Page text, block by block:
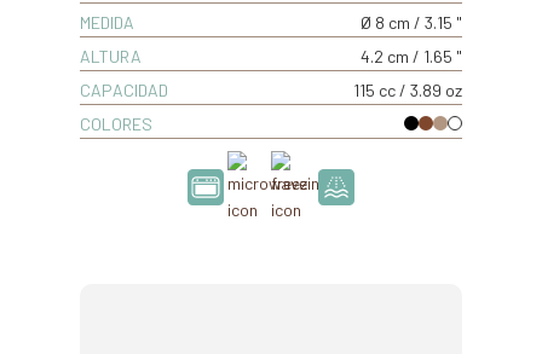
MEDIDA
Ø 8 cm / 3.15 "
ALTURA
4.2 cm / 1.65 "
CAPACIDAD
115 cc / 3.89 oz
COLORES